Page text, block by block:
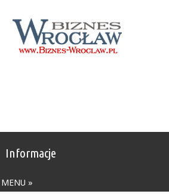
Informacje
MENU »